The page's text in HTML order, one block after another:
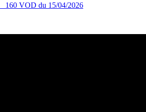
VOD du 15/04/2026